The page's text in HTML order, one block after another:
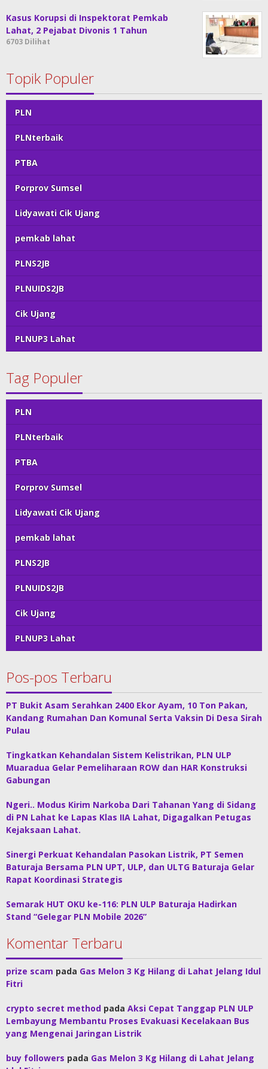
Kasus Korupsi di Inspektorat Pemkab
Lahat, 2 Pejabat Divonis 1 Tahun
6703 Dilihat
Topik Populer
PLN
PLNterbaik
PTBA
Porprov Sumsel
Lidyawati Cik Ujang
pemkab lahat
PLNS2JB
PLNUIDS2JB
Cik Ujang
PLNUP3 Lahat
Tag Populer
PLN
PLNterbaik
PTBA
Porprov Sumsel
Lidyawati Cik Ujang
pemkab lahat
PLNS2JB
PLNUIDS2JB
Cik Ujang
PLNUP3 Lahat
Pos-pos Terbaru
PT Bukit Asam Serahkan 2400 Ekor Ayam, 10 Ton Pakan,
Kandang Rumahan Dan Komunal Serta Vaksin Di Desa Sirah
Pulau
Tingkatkan Kehandalan Sistem Kelistrikan, PLN ULP
Muaradua Gelar Pemeliharaan ROW dan HAR Konstruksi
Gabungan
Ngeri.. Modus Kirim Narkoba Dari Tahanan Yang di Sidang
di PN Lahat ke Lapas Klas IIA Lahat, Digagalkan Petugas
Kejaksaan Lahat.
Sinergi Perkuat Kehandalan Pasokan Listrik, PT Semen
Baturaja Bersama PLN UPT, ULP, dan ULTG Baturaja Gelar
Rapat Koordinasi Strategis
Semarak HUT OKU ke-116: PLN ULP Baturaja Hadirkan
Stand “Gelegar PLN Mobile 2026”
Komentar Terbaru
prize scam pada Gas Melon 3 Kg Hilang di Lahat Jelang Idul
Fitri
crypto secret method pada Aksi Cepat Tanggap PLN ULP
Lembayung Membantu Proses Evakuasi Kecelakaan Bus
yang Mengenai Jaringan Listrik
buy followers pada Gas Melon 3 Kg Hilang di Lahat Jelang